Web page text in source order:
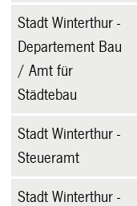
Stadt Winterthur -
Departement Bau
/ Amt für
Städtebau
Stadt Winterthur -
Steueramt
Stadt Winterthur -